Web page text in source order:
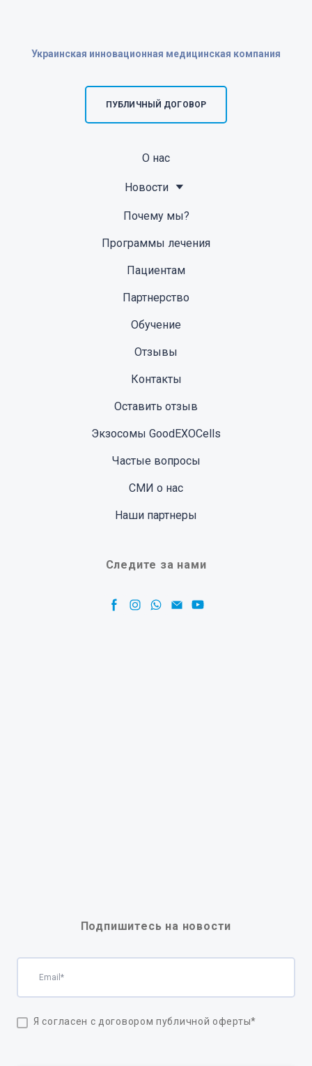
Украинская инновационная медицинская компания
ПУБЛИЧНЫЙ ДОГОВОР
О нас
Новости
Почему мы?
Программы лечения
Пациентам
Партнерство
Обучение
Отзывы
Контакты
Оставить отзыв
Экзосомы GoodEXOCells
Частые вопросы
СМИ о нас
Наши партнеры
Следите за нами
Подпишитесь на новости
Я согласен с договором публичной оферты*